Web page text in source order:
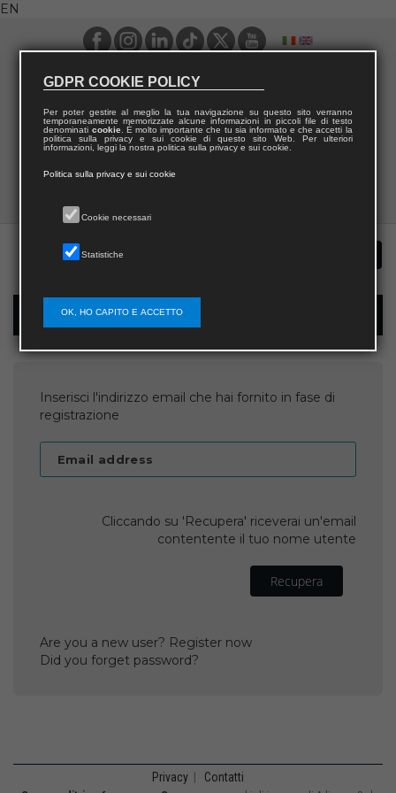
EN
Username recovery
Inserisci l'indirizzo email che hai fornito in fase di
registrazione
Email address
Cliccando su 'Recupera' riceverai un'email
contentente il tuo nome utente
Recupera
Are you a new user? Register now
Did you forget password?
Privacy Contatti
GDPR COOKIE POLICY
Per poter gestire al meglio la tua navigazione su questo sito verranno
temporaneamente memorizzate alcune informazioni in piccoli file di testo
denominati cookie. È molto importante che tu sia informato e che accetti la
politica sulla privacy e sui cookie di questo sito Web. Per ulteriori
informazioni, leggi la nostra politica sulla privacy e sui cookie.
Politica sulla privacy e sui cookie
Cookie necessari
Statistiche
OK, HO CAPITO E ACCETTO